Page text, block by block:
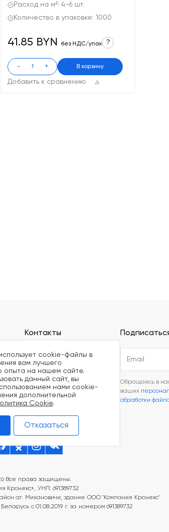
Расход на м²: 4-6 шт.
Количество в упаковке: 1000
Добавить к сравнению
41.85 BYN без НДС/упак ?
- + В корзину
Контакты
+375 (44) 789-62-06
build@kronex-company.by
Пн-Пт: 8:30 - 17:15
Сб-вс: выходной
Обращаясь в
ваших
обработки
Все права защищены.
Кронекс», УНП: 691389732
аг. Михановичи, здание ООО "Компания Кронекс"
с 01.08.2019 г. за номером 691389732
cookie-файлы в
вам лучшего
опыта на нашем сайте.
данный сайт, вы
нами cookie-
дополнительной
Cookie.
Отказаться